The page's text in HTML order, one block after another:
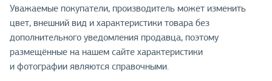
Уважаемые покупатели, производитель может изменить
цвет, внешний вид и характеристики товара без
дополнительного уведомления продавца, поэтому
размещённые на нашем сайте характеристики
и фотографии являются справочными.